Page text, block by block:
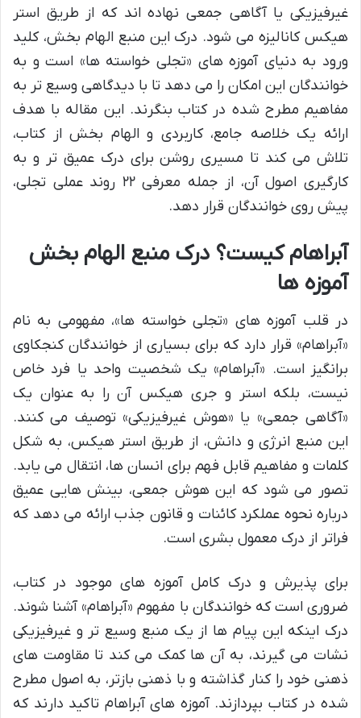
غیرفیزیکی یا آگاهی جمعی نهاده اند که از طریق استر
هیکس کانالیزه می شود. درک این منبع الهام بخش، کلید
ورود به دنیای آموزه های «تجلی خواسته ها» است و به
خوانندگان این امکان را می دهد تا با دیدگاهی وسیع تر به
مفاهیم مطرح شده در کتاب بنگرند. این مقاله با هدف
ارائه یک خلاصه جامع، کاربردی و الهام بخش از کتاب،
تلاش می کند تا مسیری روشن برای درک عمیق تر و به
کارگیری اصول آن، از جمله معرفی ۲۲ روند عملی تجلی،
پیش روی خوانندگان قرار دهد.
آبراهام کیست؟ درک منبع الهام بخش
آموزه ها
در قلب آموزه های «تجلی خواسته ها»، مفهومی به نام
«آبراهام» قرار دارد که برای بسیاری از خوانندگان کنجکاوی
برانگیز است. «آبراهام» یک شخصیت واحد یا فرد خاص
نیست، بلکه استر و جری هیکس آن را به عنوان یک
«آگاهی جمعی» یا «هوش غیرفیزیکی» توصیف می کنند.
این منبع انرژی و دانش، از طریق استر هیکس، به شکل
کلمات و مفاهیم قابل فهم برای انسان ها، انتقال می یابد.
تصور می شود که این هوش جمعی، بینش هایی عمیق
درباره نحوه عملکرد کائنات و قانون جذب ارائه می دهد که
فراتر از درک معمول بشری است.
برای پذیرش و درک کامل آموزه های موجود در کتاب،
ضروری است که خوانندگان با مفهوم «آبراهام» آشنا شوند.
درک اینکه این پیام ها از یک منبع وسیع تر و غیرفیزیکی
نشات می گیرند، به آن ها کمک می کند تا مقاومت های
ذهنی خود را کنار گذاشته و با ذهنی بازتر، به اصول مطرح
شده در کتاب بپردازند. آموزه های آبراهام تاکید دارند که